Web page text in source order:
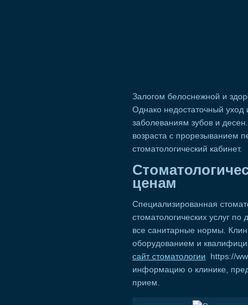
Залогом белоснежной и
Однако недостаточный
заболеваниям зубов и
возраста с прорезыванием
стоматологический кабинет.
ценам
Специализированная
стоматологических услуг
все санитарные нормы.
оборудованием и
сайт стоматологии
https://
информацию о клинике,
прием.